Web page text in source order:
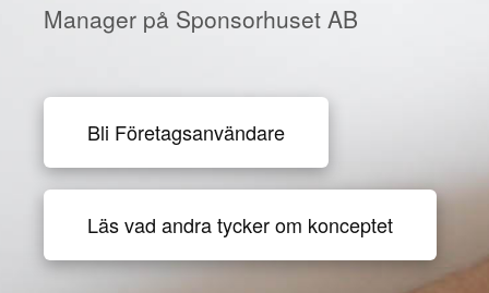
Manager på Sponsorhuset AB
Bli Företagsanvändare
Läs vad andra tycker om konceptet